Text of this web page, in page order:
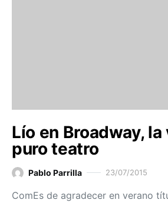
Lío en Broadway, la
puro teatro
Pablo Parrilla 23/07/2015
ComEs de agradecer en verano